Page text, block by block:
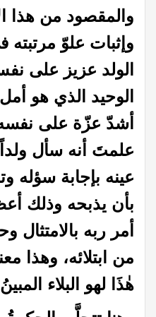
والمقصود من هذا
وإثبات علوّ
الولد عزيز على
الوحيد الذي هو
أشدّ عزّة على نفسه
علمتَ أنه سأل ولداً
عينه بإجابة سؤله
بأن يذبحه وذلك
أمر ربه
من ابتلائه، وهذا
هٰذَا لهو البلاء المبينُ